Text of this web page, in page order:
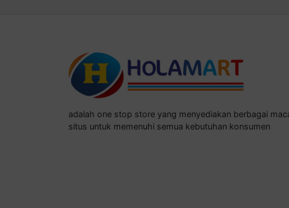
adalah one stop store yang menyediakan berbagai
situs untuk memenuhi semua kebutuhan konsumen